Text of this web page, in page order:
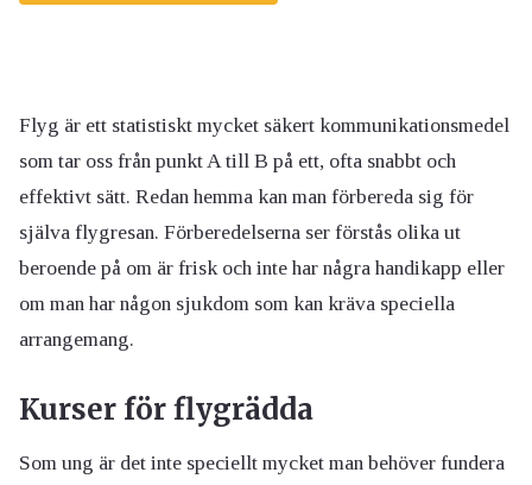
Flyg är ett statistiskt mycket säkert kommunikationsmedel
som tar oss från punkt A till B på ett, ofta snabbt och
effektivt sätt. Redan hemma kan man förbereda sig för
själva flygresan. Förberedelserna ser förstås olika ut
beroende på om är frisk och inte har några handikapp eller
om man har någon sjukdom som kan kräva speciella
arrangemang.
Kurser för flygrädda
Som ung är det inte speciellt mycket man behöver fundera